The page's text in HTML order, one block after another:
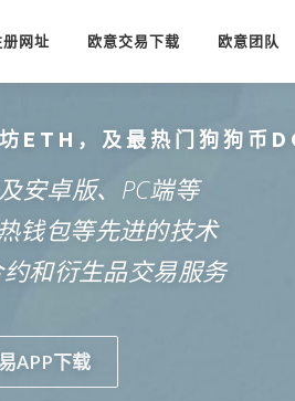
册网址 欧意交易下载 欧意团队
ETH，及最热门狗狗币
安卓版、PC端等
钱包等先进的技术
和衍生品交易服务
APP下载